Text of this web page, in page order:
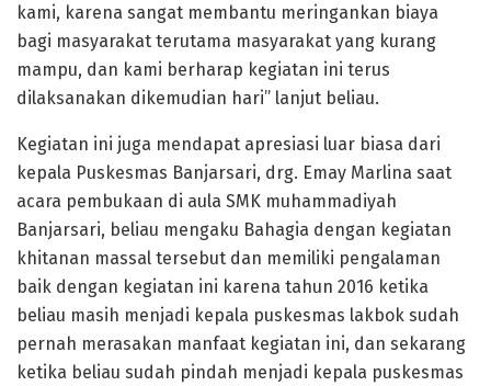
kami, karena sangat membantu meringankan biaya
bagi masyarakat terutama masyarakat yang kurang
mampu, dan kami berharap kegiatan ini terus
dilaksanakan dikemudian hari” lanjut beliau.
Kegiatan ini juga mendapat apresiasi luar biasa dari
kepala Puskesmas Banjarsari, drg. Emay Marlina saat
acara pembukaan di aula SMK muhammadiyah
Banjarsari, beliau mengaku Bahagia dengan kegiatan
khitanan massal tersebut dan memiliki pengalaman
baik dengan kegiatan ini karena tahun 2016 ketika
beliau masih menjadi kepala puskesmas lakbok sudah
pernah merasakan manfaat kegiatan ini, dan sekarang
ketika beliau sudah pindah menjadi kepala puskesmas